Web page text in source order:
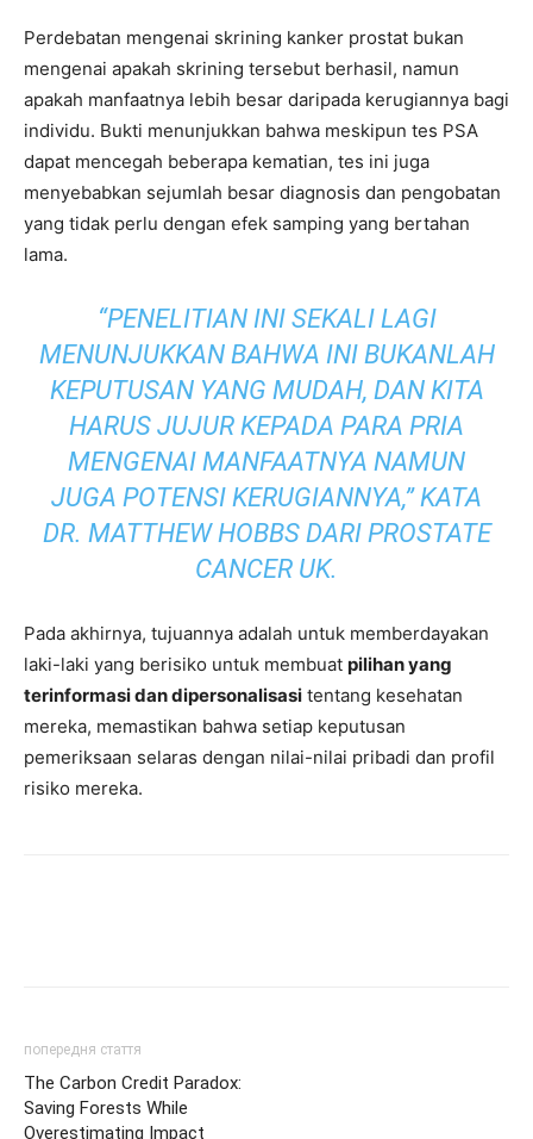
Perdebatan mengenai skrining kanker prostat bukan
mengenai apakah skrining tersebut berhasil, namun
apakah manfaatnya lebih besar daripada kerugiannya bagi
individu. Bukti menunjukkan bahwa meskipun tes PSA
dapat mencegah beberapa kematian, tes ini juga
menyebabkan sejumlah besar diagnosis dan pengobatan
yang tidak perlu dengan efek samping yang bertahan
lama.
“PENELITIAN INI SEKALI LAGI
MENUNJUKKAN BAHWA INI BUKANLAH
KEPUTUSAN YANG MUDAH, DAN KITA
HARUS JUJUR ​​KEPADA PARA PRIA
MENGENAI MANFAATNYA NAMUN
JUGA POTENSI KERUGIANNYA,” KATA
DR. MATTHEW HOBBS DARI PROSTATE
CANCER UK.
Pada akhirnya, tujuannya adalah untuk memberdayakan
laki-laki yang berisiko untuk membuat pilihan yang
terinformasi dan dipersonalisasi tentang kesehatan
mereka, memastikan bahwa setiap keputusan
pemeriksaan selaras dengan nilai-nilai pribadi dan profil
risiko mereka.
попередня стаття
The Carbon Credit Paradox:
Saving Forests While
Overestimating Impact